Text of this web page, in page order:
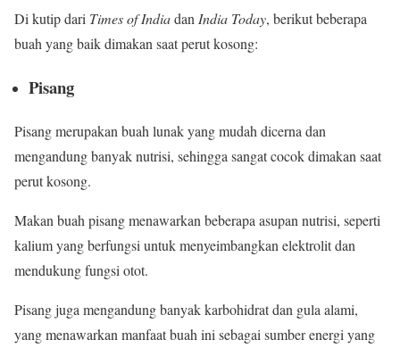
Di kutip dari Times of IndiadanIndia Today, berikut beberapa
buah yang baik dimakan saat perut kosong:
Pisang
Pisang merupakan buah lunak yang mudah dicerna dan
mengandung banyak nutrisi, sehingga sangat cocok dimakan saat
perut kosong.
Makan buah pisang menawarkan beberapa asupan nutrisi, seperti
kalium yang berfungsi untuk menyeimbangkan elektrolit dan
mendukung fungsi otot.
Pisang juga mengandung banyak karbohidrat dan gula alami,
yang menawarkan manfaat buah ini sebagai sumber energi yang